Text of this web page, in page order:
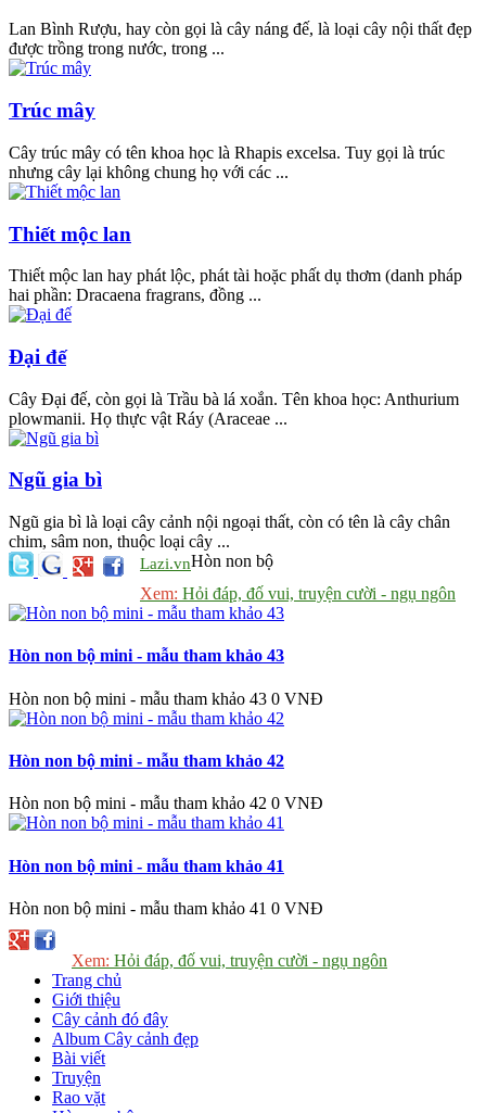
Lan Bình Rượu, hay còn gọi là cây náng đế, là loại cây nội thất đẹp
được trồng trong nước, trong ...
Trúc mây
Cây trúc mây có tên khoa học là Rhapis excelsa. Tuy gọi là trúc
nhưng cây lại không chung họ với các ...
Thiết mộc lan
Thiết mộc lan hay phát lộc, phát tài hoặc phất dụ thơm (danh pháp
hai phần: Dracaena fragrans, đồng ...
Đại đế
Cây Đại đế, còn gọi là Trầu bà lá xoắn. Tên khoa học: Anthurium
plowmanii. Họ thực vật Ráy (Araceae ...
Ngũ gia bì
Ngũ gia bì là loại cây cảnh nội ngoại thất, còn có tên là cây chân
chim, sâm non, thuộc loại cây ...
Lazi.vn
Xem: Hỏi đáp, đố vui, truyện cười - ngụ ngôn
Hòn non bộ
Hòn non bộ mini - mẫu tham khảo 43
Hòn non bộ mini - mẫu tham khảo 43 0 VNĐ
Hòn non bộ mini - mẫu tham khảo 42
Hòn non bộ mini - mẫu tham khảo 42 0 VNĐ
Hòn non bộ mini - mẫu tham khảo 41
Hòn non bộ mini - mẫu tham khảo 41 0 VNĐ
Xem: Hỏi đáp, đố vui, truyện cười - ngụ ngôn
Trang chủ
Giới thiệu
Cây cảnh đó đây
Album Cây cảnh đẹp
Bài viết
Truyện
Rao vặt